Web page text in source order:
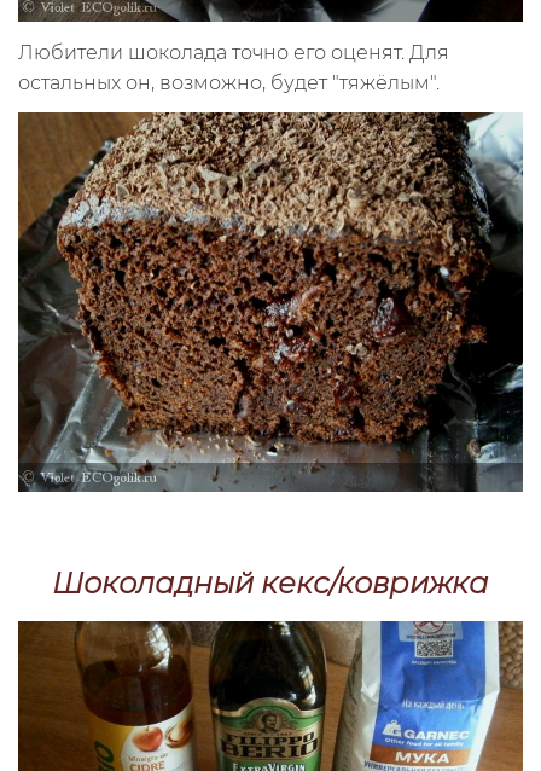
Любители шоколада точно его оценят. Для
остальных он, возможно, будет "тяжёлым".
Шоколадный кекс/коврижка